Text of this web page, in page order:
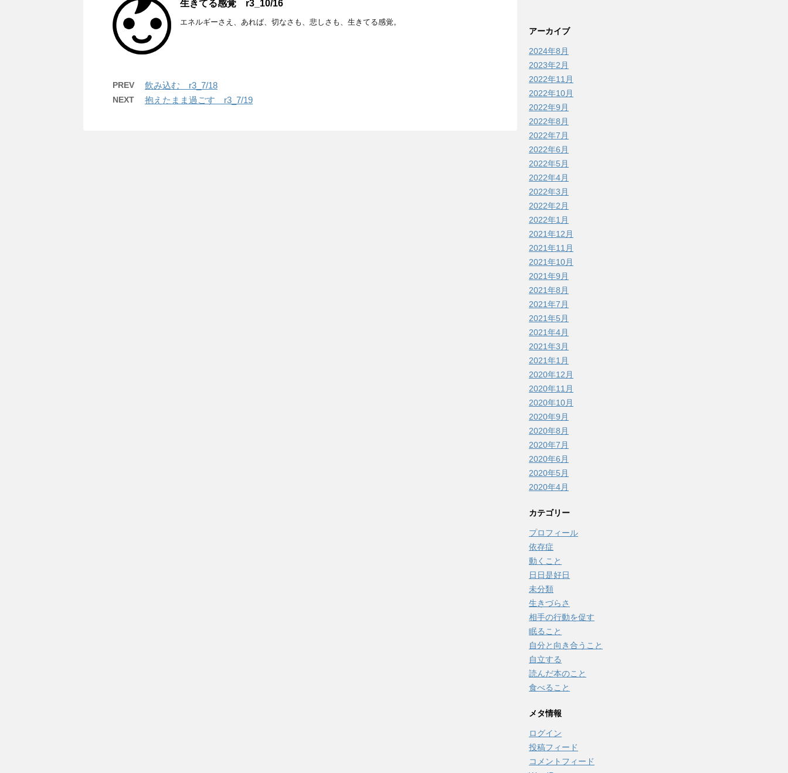
生きてる感覚 r3_10/16
エネルギーさえ、あれば、切なさも、悲しさも、生きてる感覚。
PREV 飲み込む r3_7/18
NEXT 抱えたまま過ごす r3_7/19
アーカイブ
2024年8月
2023年2月
2022年11月
2022年10月
2022年9月
2022年8月
2022年7月
2022年6月
2022年5月
2022年4月
2022年3月
2022年2月
2022年1月
2021年12月
2021年11月
2021年10月
2021年9月
2021年8月
2021年7月
2021年5月
2021年4月
2021年3月
2021年1月
2020年12月
2020年11月
2020年10月
2020年9月
2020年8月
2020年7月
2020年6月
2020年5月
2020年4月
カテゴリー
プロフィール
依存症
動くこと
日日是好日
未分類
生きづらさ
相手の行動を促す
眠ること
自分と向き合うこと
自立する
読んだ本のこと
食べること
メタ情報
ログイン
投稿フィード
コメントフィード